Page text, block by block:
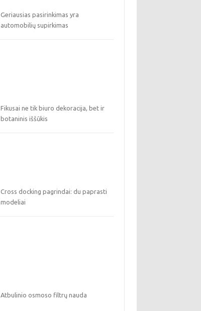
Geriausias pasirinkimas yra
automobilių supirkimas
Fikusai ne tik biuro dekoracija, bet ir
botaninis iššūkis
Cross docking pagrindai: du paprasti
modeliai
Atbulinio osmoso filtrų nauda